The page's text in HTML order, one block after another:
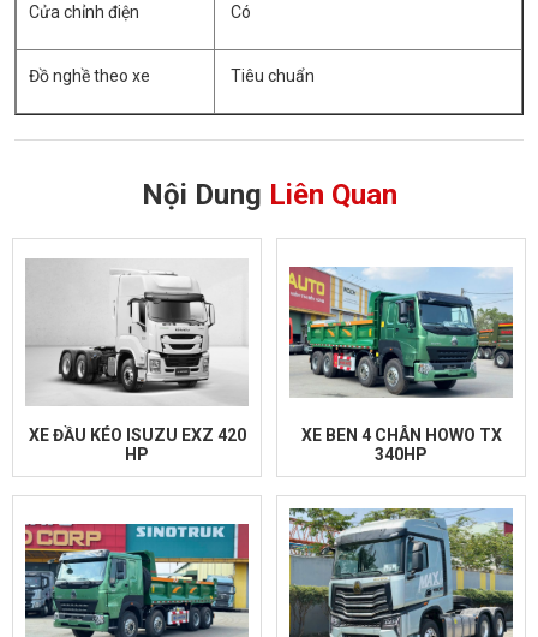
Cửa chỉnh điện Có
Đồ nghề theo xe Tiêu chuẩn
Nội Dung Liên Quan
XE ĐẦU KÉO ISUZU EXZ 420
HP
XE BEN 4 CHÂN HOWO TX
340HP